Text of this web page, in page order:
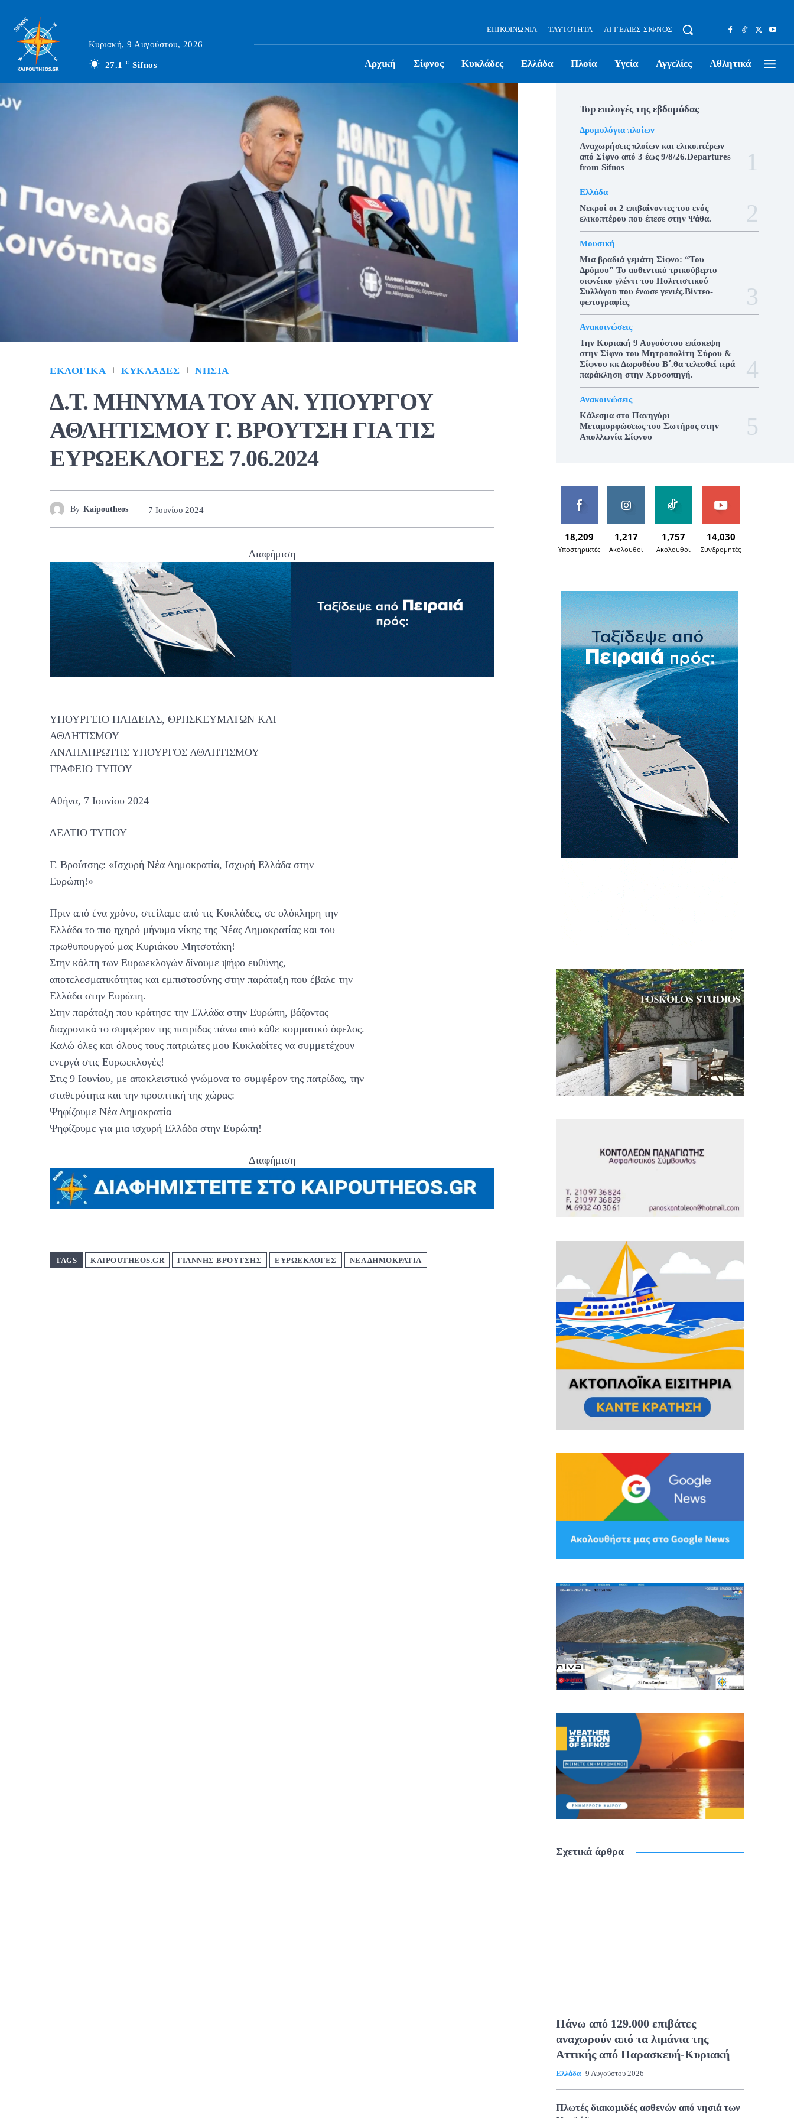
Κυριακή, 9 Αυγούστου, 2026
27.1 C Sifnos
ΕΠΙΚΟΙΝΩΝΊΑ ΤΑΥΤΌΤΗΤΑ ΑΓΓΕΛΊΕΣ ΣΊΦΝΟΣ
Αρχική Σίφνος Κυκλάδες Ελλάδα Πλοία Υγεία Αγγελίες Αθλητικά
ΕΚΛΟΓΙΚΆ ΚΥΚΛΆΔΕΣ ΝΗΣΙΆ
Δ.Τ. ΜΗΝΥΜΑ ΤΟΥ ΑΝ. ΥΠΟΥΡΓΟΥ
ΑΘΛΗΤΙΣΜΟΥ Γ. ΒΡΟΥΤΣΗ ΓΙΑ ΤΙΣ
ΕΥΡΩΕΚΛΟΓΕΣ 7.06.2024
By Kaipoutheos 7 Ιουνίου 2024
Διαφήμιση
ΥΠΟΥΡΓΕΙΟ ΠΑΙΔΕΙΑΣ, ΘΡΗΣΚΕΥΜΑΤΩΝ ΚΑΙ
ΑΘΛΗΤΙΣΜΟΥ
ΑΝΑΠΛΗΡΩΤΗΣ ΥΠΟΥΡΓΟΣ ΑΘΛΗΤΙΣΜΟΥ
ΓΡΑΦΕΙΟ ΤΥΠΟΥ
Αθήνα, 7 Ιουνίου 2024
ΔΕΛΤΙΟ ΤΥΠΟΥ
Γ. Βρούτσης: «Ισχυρή Νέα Δημοκρατία, Ισχυρή Ελλάδα στην
Ευρώπη!»
Πριν από ένα χρόνο, στείλαμε από τις Κυκλάδες, σε ολόκληρη την
Ελλάδα το πιο ηχηρό μήνυμα νίκης της Νέας Δημοκρατίας και του
πρωθυπουργού μας Κυριάκου Μητσοτάκη!
Στην κάλπη των Ευρωεκλογών δίνουμε ψήφο ευθύνης,
αποτελεσματικότητας και εμπιστοσύνης στην παράταξη που έβαλε την
Ελλάδα στην Ευρώπη.
Στην παράταξη που κράτησε την Ελλάδα στην Ευρώπη, βάζοντας
διαχρονικά το συμφέρον της πατρίδας πάνω από κάθε κομματικό όφελος.
Καλώ όλες και όλους τους πατριώτες μου Κυκλαδίτες να συμμετέχουν
ενεργά στις Ευρωεκλογές!
Στις 9 Ιουνίου, με αποκλειστικό γνώμονα το συμφέρον της πατρίδας, την
σταθερότητα και την προοπτική της χώρας:
Ψηφίζουμε Νέα Δημοκρατία
Ψηφίζουμε για μια ισχυρή Ελλάδα στην Ευρώπη!
Διαφήμιση
TAGS KAIPOUTHEOS.GR ΓΙΑΝΝΗΣ ΒΡΟΥΤΣΗΣ ΕΥΡΩΕΚΛΟΓΕΣ ΝΕΑ ΔΗΜΟΚΡΑΤΙΑ
Top επιλογές της εβδομάδας
Δρομολόγια πλοίων
Αναχωρήσεις πλοίων και ελικοπτέρων
από Σίφνο από 3 έως 9/8/26.Departures
from Sifnos
Ελλάδα
Νεκροί οι 2 επιβαίνοντες του ενός
ελικοπτέρου που έπεσε στην Ψάθα.
Μουσική
Μια βραδιά γεμάτη Σίφνο: “Του
Δρόμου” Το αυθεντικό τρικούβερτο
σιφνέικο γλέντι του Πολιτιστικού
Συλλόγου που ένωσε γενιές.Βίντεο-
φωτογραφίες
Ανακοινώσεις
Την Κυριακή 9 Αυγούστου επίσκεψη
στην Σίφνο του Μητροπολίτη Σύρου &
Σίφνου κκ Δωροθέου Β΄.θα τελεσθεί ιερά
παράκληση στην Χρυσοπηγή.
Ανακοινώσεις
Κάλεσμα στο Πανηγύρι
Μεταμορφώσεως του Σωτήρος στην
Απολλωνία Σίφνου
18,209
Υποστηρικτές
1,217
Ακόλουθοι
1,757
Ακόλουθοι
14,030
Συνδρομητές
Σχετικά άρθρα
Πάνω από 129.000 επιβάτες
αναχωρούν από τα λιμάνια της
Αττικής από Παρασκευή-Κυριακή
Ελλάδα 9 Αυγούστου 2026
Πλωτές διακομιδές ασθενών από νησιά των